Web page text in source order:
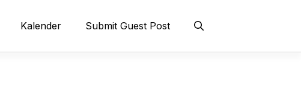
Kalender Submit Guest Post